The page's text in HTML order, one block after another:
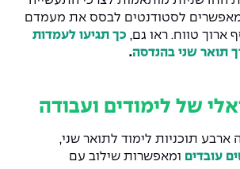
לסטודנטים לבסס את מעמדם
ארוך טווח. ראו גם, כך תגיעו לעמדות
תואר שני בהנדסה.
של לימודים ועבודה
ארבע תוכניות לימוד לתואר שני,
עובדים ומאפשרות שילוב עם